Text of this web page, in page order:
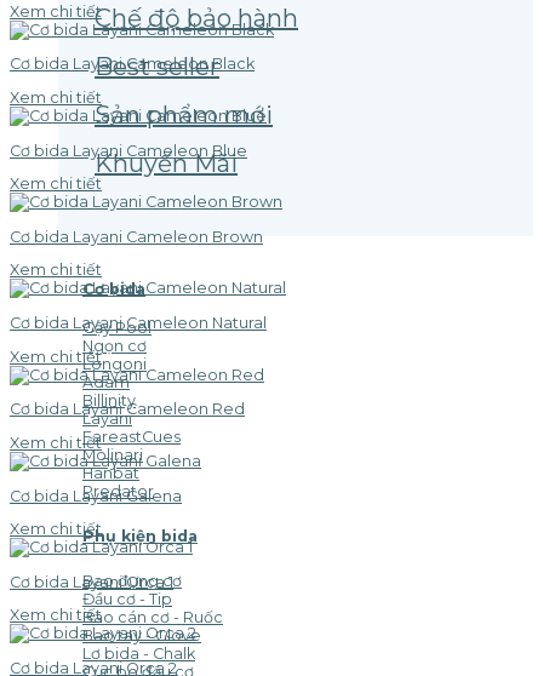
Chế độ bảo hành
Best seller
Sản phẩm mới
Khuyến Mãi
Cơ bida
Gậy Pool
Ngọn cơ
Longoni
Adam
Billinity
Layani
FareastCues
Molinari
Hanbat
Predator
Phụ kiện bida
Bao đựng cơ
Đầu cơ - Tip
Bao cán cơ - Ruốc
Bao tay - Glove
Lơ bida - Chalk
Cục bo đầu cơ
Xem chi tiết
Cơ bida Layani Cameleon Black
Xem chi tiết
Cơ bida Layani Cameleon Blue
Xem chi tiết
Cơ bida Layani Cameleon Brown
Xem chi tiết
Cơ bida Layani Cameleon Natural
Xem chi tiết
Cơ bida Layani Cameleon Red
Xem chi tiết
Cơ bida Layani Galena
Xem chi tiết
Cơ bida Layani Orca 1
Xem chi tiết
Cơ bida Layani Orca 2